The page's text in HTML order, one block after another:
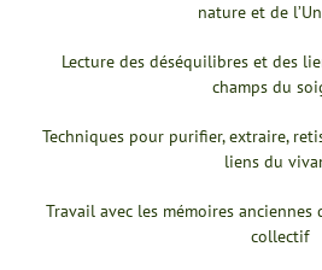
nature et de
Lecture des déséquilibres et des
champs du
Techniques pour purifier, extraire,
liens du
Travail avec les mémoires anciennes
collectif